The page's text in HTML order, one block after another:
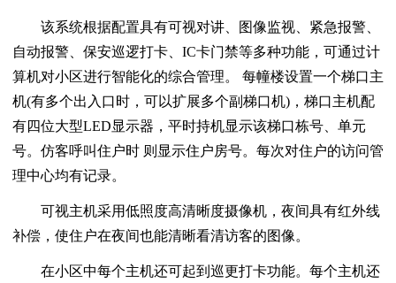
该系统根据配置具有可视对讲、图像监视、紧急报警、
自动报警、保安巡逻打卡、IC卡门禁等多种功能，可通过计
算机对小区进行智能化的综合管理。 每幢楼设置一个梯口主
机(有多个出入口时，可以扩展多个副梯口机)，梯口主机配
有四位大型LED显示器，平时持机显示该梯口栋号、单元
号。仿客呼叫住户时 则显示住户房号。每次对住户的访问管
理中心均有记录。
可视主机采用低照度高清晰度摄像机，夜间具有红外线
补偿，使住户在夜间也能清晰看清访客的图像。
在小区中每个主机还可起到巡更打卡功能。每个主机还